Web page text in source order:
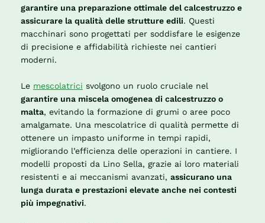
garantire una preparazione ottimale del calcestruzzo e
assicurare la qualità delle strutture edili. Questi
macchinari sono progettati per soddisfare le esigenze
di precisione e affidabilità richieste nei cantieri
moderni.
Le mescolatrici svolgono un ruolo cruciale nel
garantire una miscela omogenea di calcestruzzo o
malta, evitando la formazione di grumi o aree poco
amalgamate. Una mescolatrice di qualità permette di
ottenere un impasto uniforme in tempi rapidi,
migliorando l’efficienza delle operazioni in cantiere. I
modelli proposti da Lino Sella, grazie ai loro materiali
resistenti e ai meccanismi avanzati, assicurano una
lunga durata e prestazioni elevate anche nei contesti
più impegnativi.